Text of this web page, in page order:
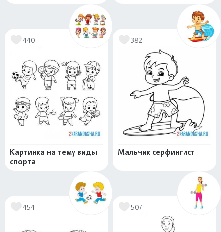
440
Картинка на тему виды
спорта
382
Мальчик серфингист
454 507